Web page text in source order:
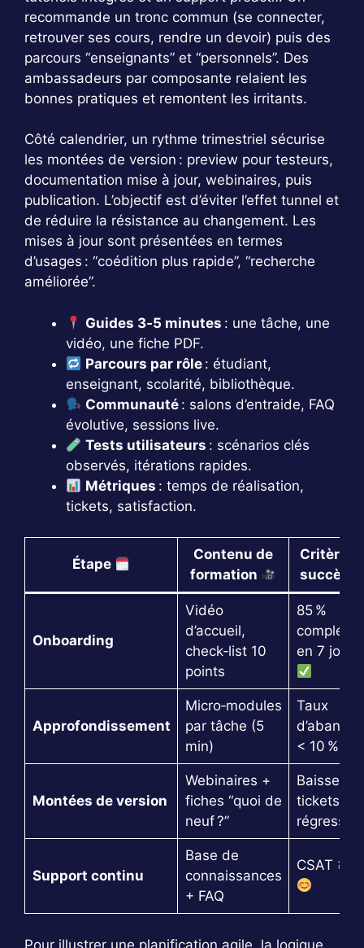
recommande un tronc commun (se connecter,
retrouver ses cours, rendre un devoir) puis des
parcours “enseignants” et “personnels”. Des
ambassadeurs par composante relaient les
bonnes pratiques et remontent les irritants.
Côté calendrier, un rythme trimestriel sécurise
les montées de version : preview pour testeurs,
documentation mise à jour, webinaires, puis
publication. L’objectif est d’éviter l’effet tunnel et
de réduire la résistance au changement. Les
mises à jour sont présentées en termes
d’usages : “coédition plus rapide”, “recherche
améliorée”.
Guides 3‑5 minutes : une tâche, une
vidéo, une fiche PDF.
Parcours par rôle : étudiant,
enseignant, scolarité, bibliothèque.
Communauté : salons d’entraide, FAQ
évolutive, sessions live.
Tests utilisateurs : scénarios clés
observés, itérations rapides.
Métriques : temps de réalisation,
tickets, satisfaction.
Étape
Contenu de
formation
Critère
succès
Onboarding
Vidéo
d’accueil,
check‑list 10
points
85 %
complété
en 7 jours
Approfondissement
Micro‑modules
par tâche (5
min)
Taux
< 10 %
Montées de version
Webinaires +
fiches “quoi de
neuf ?”
Baisse
tickets
Support continu
Base de
connaissances
+ FAQ
CSAT ≥
Pour illustrer une planification agile, la logique